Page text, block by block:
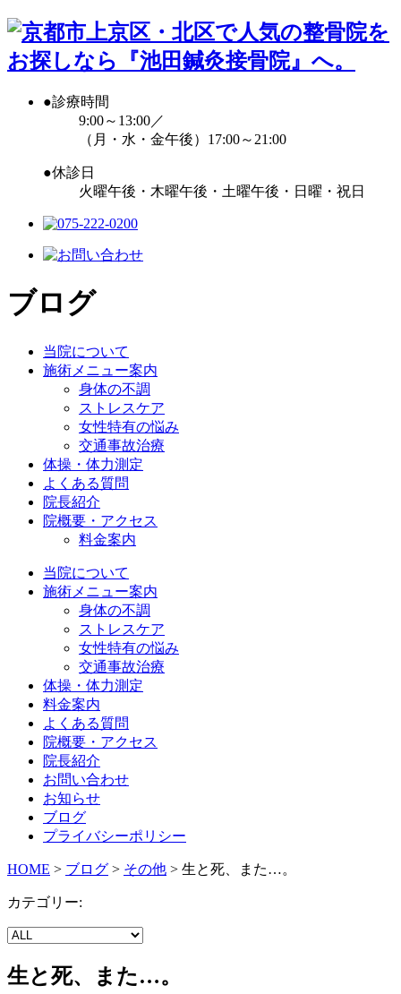
●診療時間
9:00～13:00／
（月・水・金午後）17:00～21:00
●休診日
火曜午後・木曜午後・土曜午後・日曜・祝日
ブログ
当院について
施術メニュー案内
身体の不調
ストレスケア
女性特有の悩み
交通事故治療
体操・体力測定
よくある質問
院長紹介
院概要・アクセス
料金案内
当院について
施術メニュー案内
身体の不調
ストレスケア
女性特有の悩み
交通事故治療
体操・体力測定
料金案内
よくある質問
院概要・アクセス
院長紹介
お問い合わせ
お知らせ
ブログ
プライバシーポリシー
HOME > ブログ > その他 > 生と死、また…。
カテゴリー:
生と死、また…。